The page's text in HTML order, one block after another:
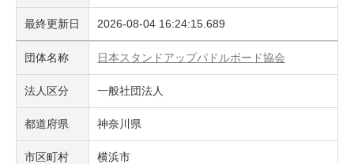
最終更新日 2026-08-04 16:24:15.689
団体名称 日本スタンドアップパドルボード協会
法人区分 一般社団法人
都道府県 神奈川県
市区町村 横浜市